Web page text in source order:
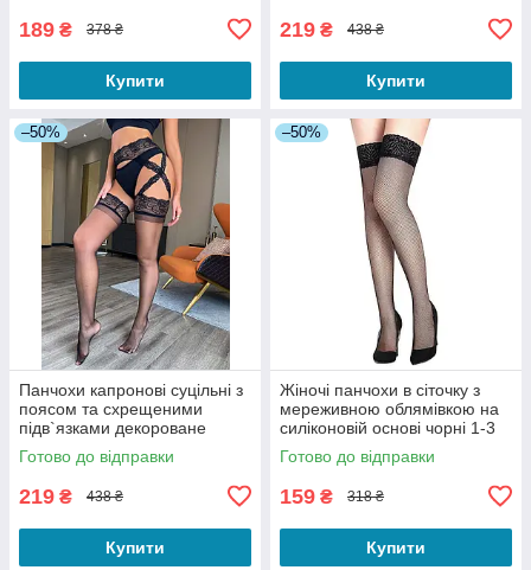
189 ₴ 378 ₴
Купити
219 ₴ 438 ₴
Купити
–50%
Панчохи капронові суцільні з
поясом та схрещеними
підв`язками декороване
мереживом розмір
універсальний чорні
Готово до відправки
219 ₴ 438 ₴
Купити
–50%
Жіночі панчохи в сіточку з
мереживною облямівкою на
силіконовій основі чорні 1-3
Готово до відправки
159 ₴ 318 ₴
Купити